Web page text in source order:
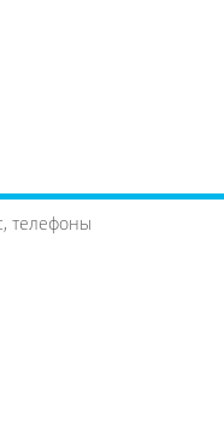
телефоны